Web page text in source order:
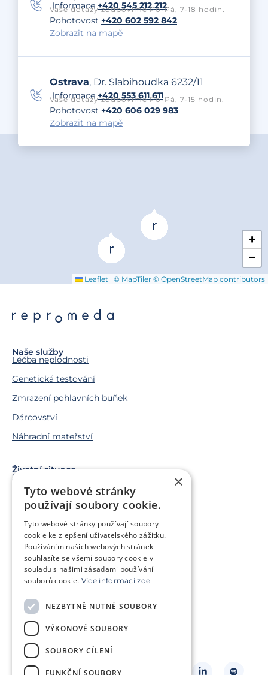
Informace +420 545 212 212
Vaše dotazy zodpovíme Po-Pá, 7-18 hodin.
Pohotovost +420 602 592 842
Zobrazit na mapě
Ostrava, Dr. Slabihoudka 6232/11
Informace +420 553 611 611
Vaše dotazy zodpovíme Po-Pá, 7-15 hodin.
Pohotovost +420 606 029 983
Zobrazit na mapě
+
−
Leaflet | © MapTiler © OpenStreetMap contributors
Naše služby
Léčba neplodnosti
Genetická testování
Zmrazení pohlavních buňek
Dárcovství
Náhradní mateřství
Životní situace
Snažíme se o miminko
Chci miminko v budoucnu
Jsem v onkologické léčbě
Chci pomoct jiným párům
Klientská zóna
Slovníček pojmů
Často kladené dotazy
Ke stažení
Kontakt
Ceník
Sledujte nás
×
Tyto webové stránky
používají soubory cookie.
Tyto webové stránky používají soubory
cookie ke zlepšení uživatelského zážitku.
Používáním našich webových stránek
souhlasíte se všemi soubory cookie v
souladu s našimi zásadami používání
souborů cookie. Více informací zde
NEZBYTNĚ NUTNÉ SOUBORY
VÝKONOVÉ SOUBORY
SOUBORY CÍLENÍ
FUNKČNÍ SOUBORY